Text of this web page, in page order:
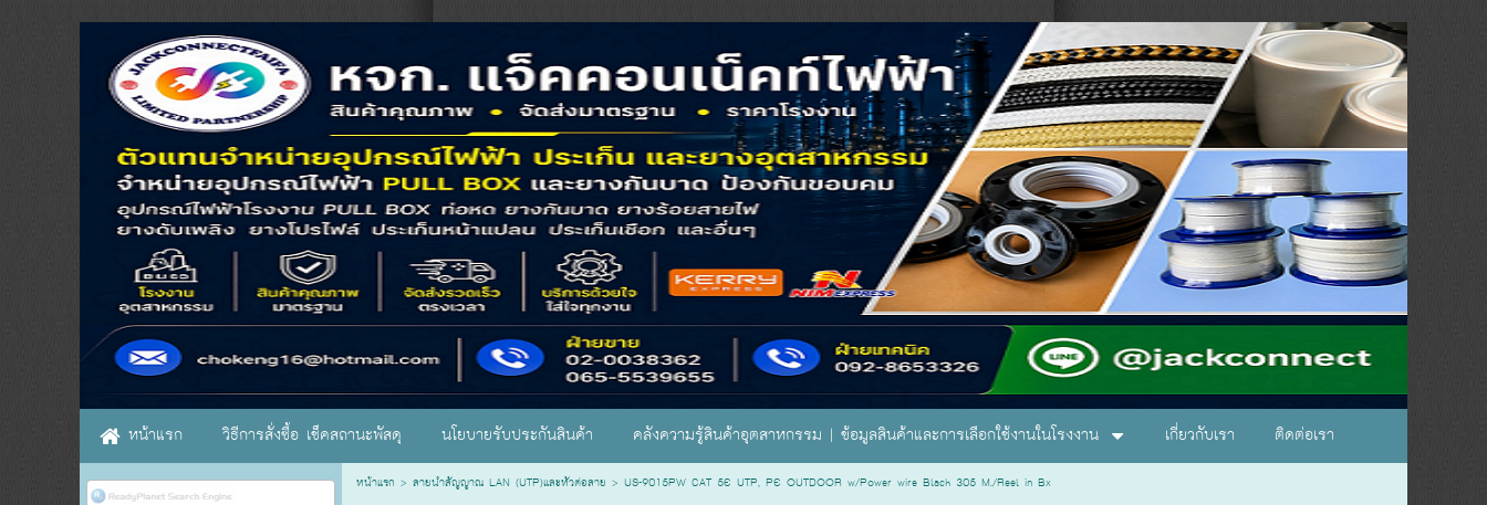
หน้าแรก วิธีการสั่งซื้อ เช็คสถานะพัสดุ นโยบายรับประกันสินค้า คลังความรู้สินค้าอุตสาหกรรม | ข้อมูลสินค้าและการเลือกใช้งานในโรงงาน เกี่ยวกับเรา ติดต่อเรา
หน้าแรก > สายนำสัญญาณ LAN (UTP)และหัวต่อสาย > US-9015PW CAT 5E UTP, PE OUTDOOR w/Power wire Black 305 M./Reel in Bx